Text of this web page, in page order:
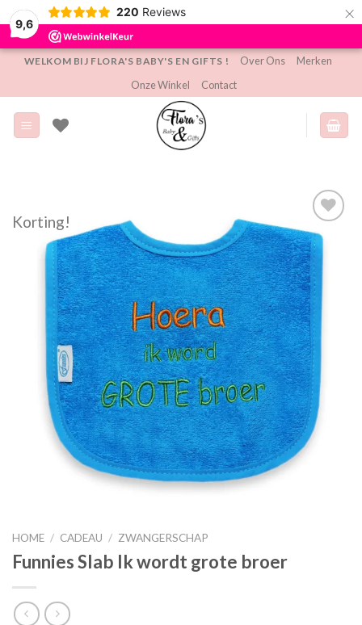
9,6
220 Reviews ×
inhoud
WELKOM BIJ FLORA'S BABY'S EN GIFTS ! Over Ons
Merken
Onze Winkel
Contact
Korting!
Toevoegen
aan
verlanglijst
HOME / CADEAU / ZWANGERSCHAP
Funnies Slab Ik wordt grote broer